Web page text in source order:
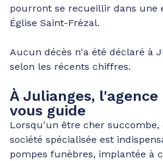
pourront se recueillir dans une
Église Saint-Frézal.
Aucun décès n'a été déclaré à
selon les récents chiffres.
À Julianges, l'agence
vous guide
Lorsqu'un être cher succombe,
société spécialisée est
pompes funèbres, implantée à